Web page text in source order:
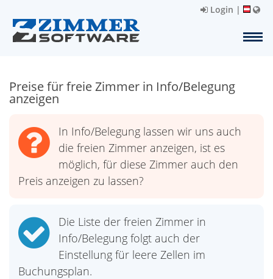
Login |
Preise für freie Zimmer in Info/Belegung
anzeigen
In Info/Belegung lassen wir uns auch
die freien Zimmer anzeigen, ist es
möglich, für diese Zimmer auch den
Preis anzeigen zu lassen?
Die Liste der freien Zimmer in
Info/Belegung folgt auch der
Einstellung für leere Zellen im
Buchungsplan.